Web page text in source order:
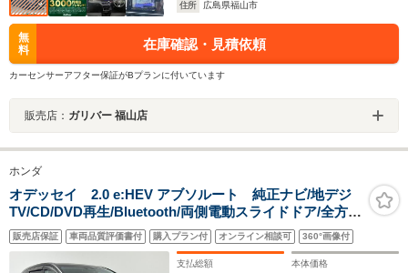
住所 広島県福山市
無
料
在庫確認・見積依頼
カーセンサーアフター保証がBプランに付いています
販売店： ガリバー 福山店
ホンダ
オデッセイ 2.0 e:HEV アブソルート 純正ナビ/地デジ
TV/CD/DVD再生/Bluetooth/両側電動スライドドア/全方位
カメラ/ドライブレコーダー/ETC/シートヒーター/衝突軽
減ブレーキ/レーンキープアシスト/レーダークルーズコン
トロール/パドルシフト/禁煙車
販売店保証 車両品質評価書付 購入プラン付 オンライン相談可 360°画像付
支払総額 本体価格